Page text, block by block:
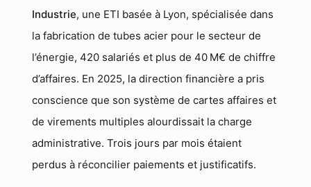
Industrie, une ETI basée à Lyon, spécialisée dans
la fabrication de tubes acier pour le secteur de
l’énergie, 420 salariés et plus de 40 M€ de chiffre
d’affaires. En 2025, la direction financière a pris
conscience que son système de cartes affaires et
de virements multiples alourdissait la charge
administrative. Trois jours par mois étaient
perdus à réconcilier paiements et justificatifs.